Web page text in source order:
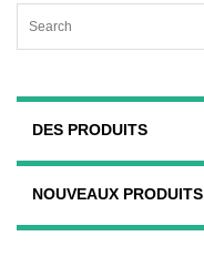
DES PRODUITS
NOUVEAUX PRODUITS